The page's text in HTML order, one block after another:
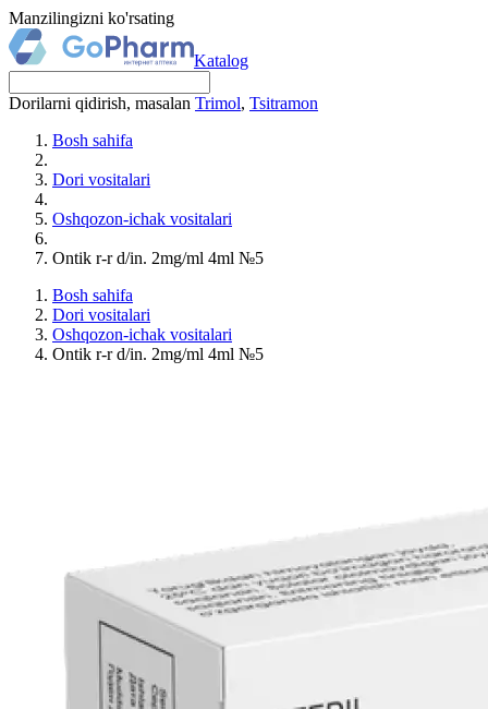
Manzilingizni ko'rsating
Katalog
Dorilarni qidirish, masalan Trimol, Tsitramon
Bosh sahifa
Dori vositalari
Oshqozon-ichak vositalari
Ontik r-r d/in. 2mg/ml 4ml №5
Bosh sahifa
Dori vositalari
Oshqozon-ichak vositalari
Ontik r-r d/in. 2mg/ml 4ml №5